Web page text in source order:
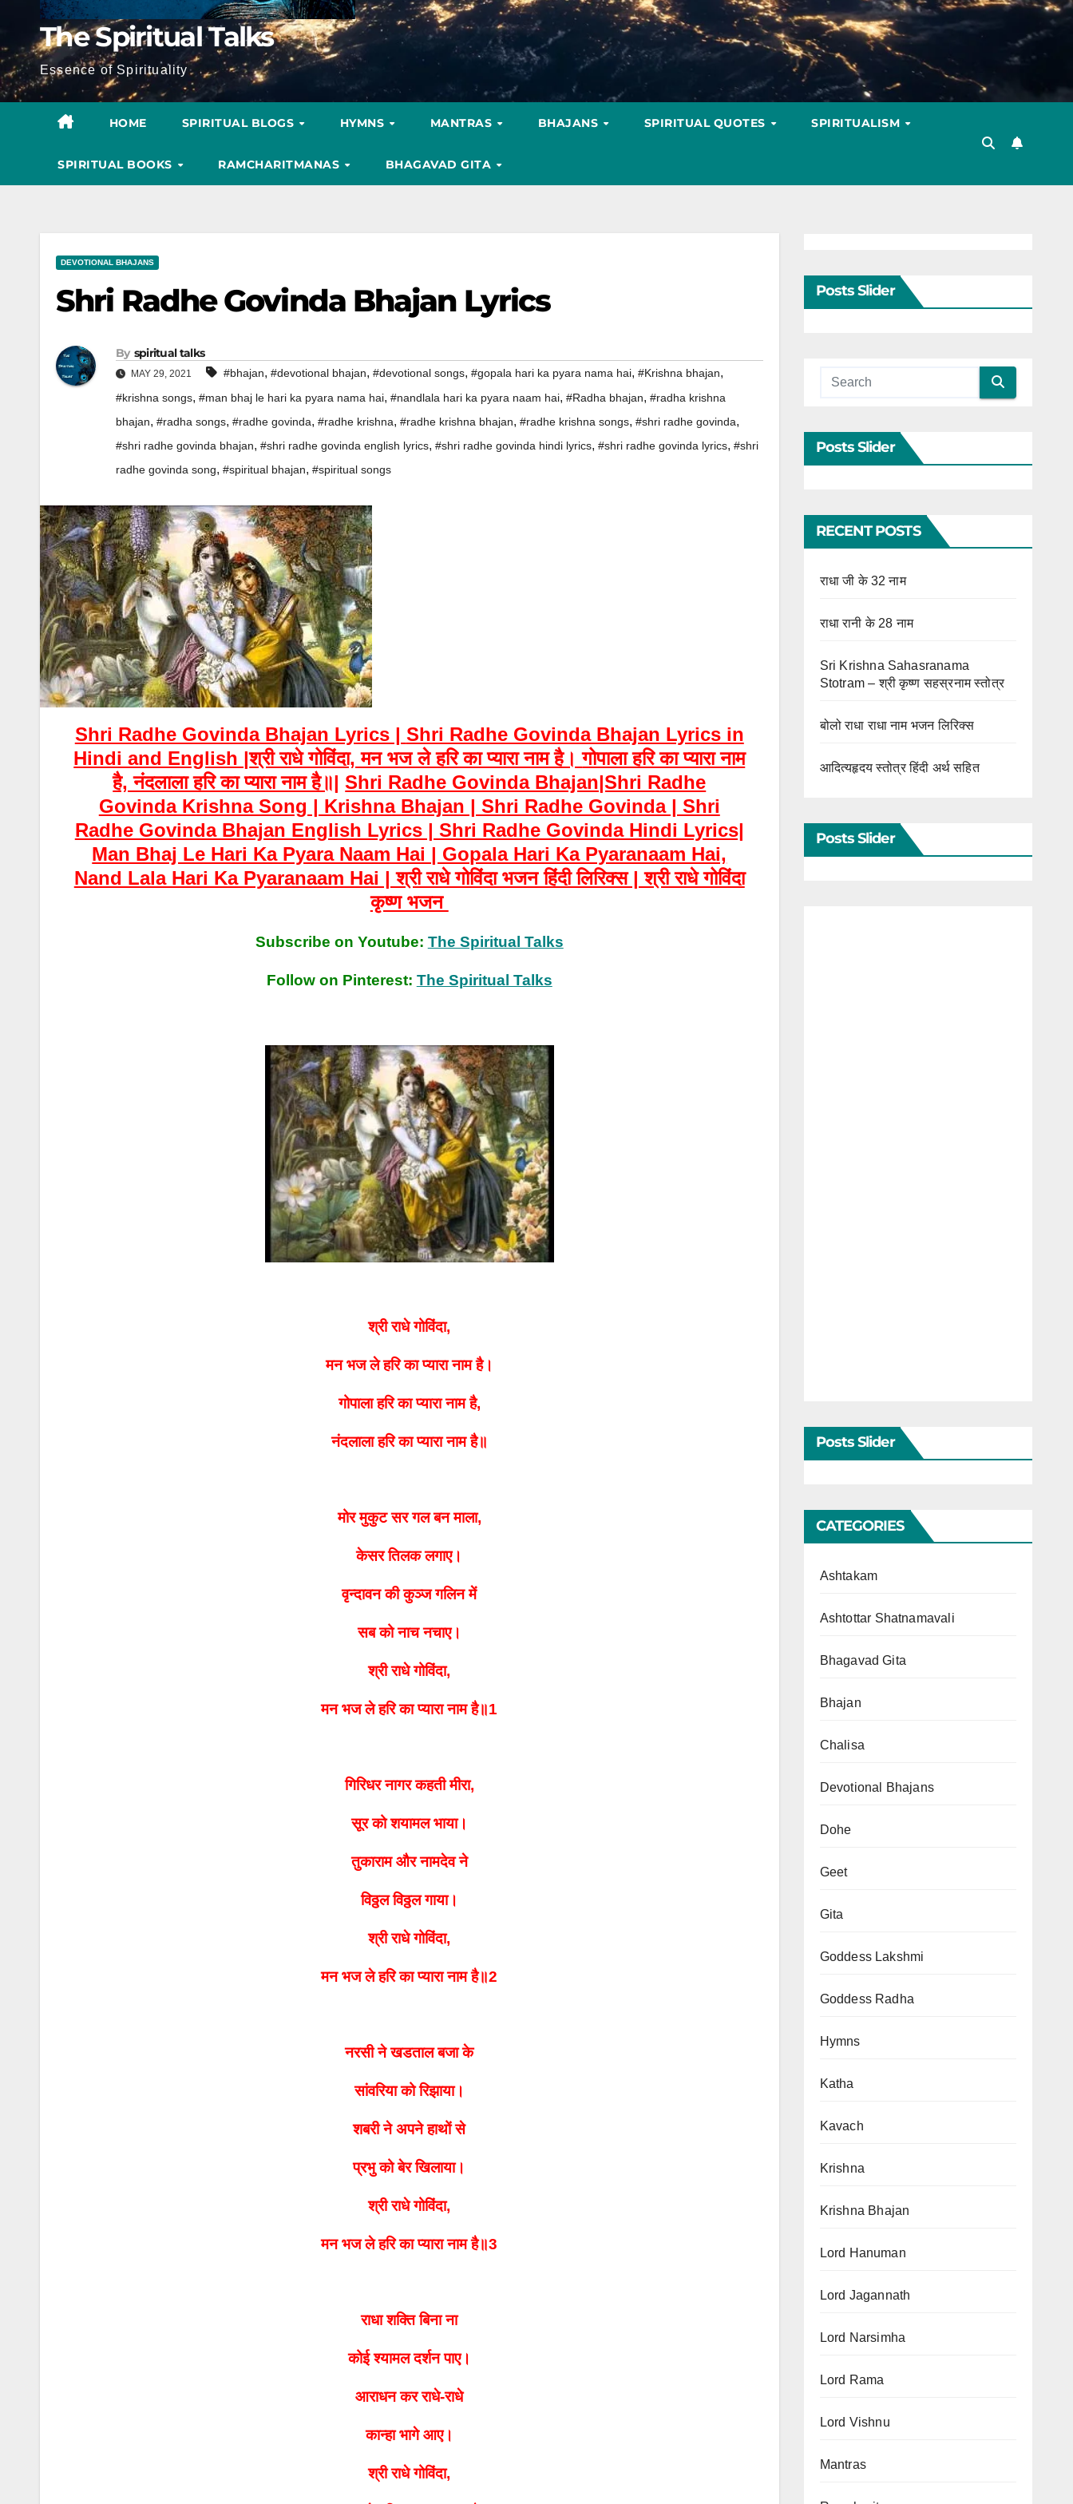
The Spiritual Talks
Essence of Spirituality
HOME SPIRITUAL BLOGS HYMNS MANTRAS BHAJANS SPIRITUAL QUOTES SPIRITUALISM
SPIRITUAL BOOKS RAMCHARITMANAS BHAGAVAD GITA
DEVOTIONAL BHAJANS
Shri Radhe Govinda Bhajan Lyrics
By spiritual talks
MAY 29, 2021 #bhajan, #devotional bhajan, #devotional songs, #gopala hari ka pyara nama hai, #Krishna bhajan,
#krishna songs, #man bhaj le hari ka pyara nama hai, #nandlala hari ka pyara naam hai, #Radha bhajan, #radha krishna
bhajan, #radha songs, #radhe govinda, #radhe krishna, #radhe krishna bhajan, #radhe krishna songs, #shri radhe govinda,
#shri radhe govinda bhajan, #shri radhe govinda english lyrics, #shri radhe govinda hindi lyrics, #shri radhe govinda lyrics, #shri
radhe govinda song, #spiritual bhajan, #spiritual songs
Shri Radhe Govinda Bhajan Lyrics | Shri Radhe Govinda Bhajan Lyrics in
Hindi and English |श्री राधे गोविंदा, मन भज ले हरि का प्यारा नाम है।गोपाला हरि का प्यारा नाम
है, नंदलाला हरि का प्यारा नाम है॥| Shri Radhe Govinda Bhajan|Shri Radhe
Govinda Krishna Song | Krishna Bhajan | Shri Radhe Govinda | Shri
Radhe Govinda Bhajan English Lyrics | Shri Radhe Govinda Hindi Lyrics|
Man Bhaj Le Hari Ka Pyara Naam Hai | Gopala Hari Ka Pyaranaam Hai,
Nand Lala Hari Ka Pyaranaam Hai | श्री राधे गोविंदा भजन हिंदी लिरिक्स | श्री राधे गोविंदा
कृष्ण भजन
Subscribe on Youtube: The Spiritual Talks
Follow on Pinterest: The Spiritual Talks
श्री राधे गोविंदा,
मन भज लेहरि का प्यारा नाम है।
गोपाला हरि का प्यारा नाम है,
नंदलाला हरि का प्यारा नाम है॥
मोर मुकुट सर गल बन माला,
केसर तिलक लगाए।
वृन्दावन की कुञ्ज गलिन में
सब को नाच नचाए।
श्री राधे गोविंदा,
मन भज लेहरि का प्यारा नाम है॥1
गिरिधर नागर कहती मीरा,
सूर को शयामल भाया।
तुकाराम और नामदेव ने
विठ्ठल विठ्ठल गाया।
श्री राधे गोविंदा,
मन भज लेहरि का प्यारा नाम है॥2
नरसी ने खडताल बजा के
सांवरिया को रिझाया।
शबरी ने अपने हाथों से
प्रभु को बेर खिलाया।
श्री राधे गोविंदा,
मन भज लेहरि का प्यारा नाम है॥3
राधा शक्ति बिना ना
कोई श्यामल दर्शन पाए।
आराधन कर राधे-राधे
कान्हा भागे आए।
श्री राधे गोविंदा,
Posts Slider
Posts Slider
RECENT POSTS
राधा जी के 32 नाम
राधा रानी के 28 नाम
Sri Krishna Sahasranama
Stotram – श्री कृष्ण सहस्रनाम स्तोत्र
बोलो राधा राधा नाम भजन लिरिक्स
आदित्यहृदय स्तोत्र हिंदी अर्थ सहित
Posts Slider
Posts Slider
CATEGORIES
Ashtakam
Ashtottar Shatnamavali
Bhagavad Gita
Bhajan
Chalisa
Devotional Bhajans
Dohe
Geet
Gita
Goddess Lakshmi
Goddess Radha
Hymns
Katha
Kavach
Krishna
Krishna Bhajan
Lord Hanuman
Lord Jagannath
Lord Narsimha
Lord Rama
Lord Vishnu
Mantras